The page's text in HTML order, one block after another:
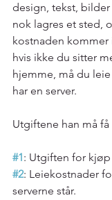
design, tekst, bilder
nok lagres et sted,
kostnaden
hvis ikke du sitter
hjemme, må du
har en server.
Utgiftene han må
#1: Utgiften for kjøp
#2: Leiekostnader
serverne står.